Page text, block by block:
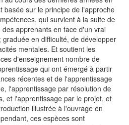
basée sur le principe de l'approche
qui survient à la suite de
des apprenants en face d'un vrai
graduée en difficulté, de développer
mentales. Et soutient les
d'enseignement nombre de
qui ont émergé à partir
récentes et de l'apprentissage
l'apprentissage par résolution de
et l'apprentissage par le projet, et
illustrée à l'ouvrage en
ces espèces sont